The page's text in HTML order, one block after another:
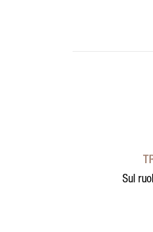
Sul